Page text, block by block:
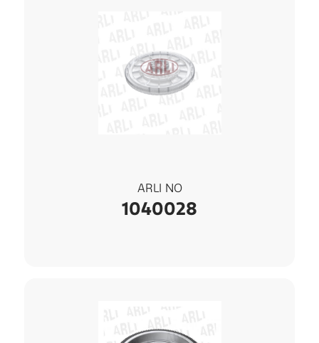
ARLI NO
1040028